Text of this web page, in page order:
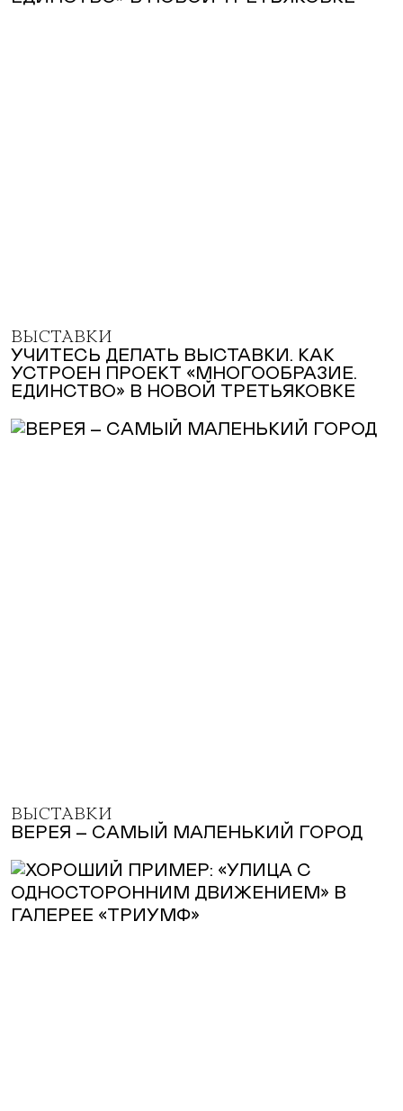
ВЫСТАВКИ
УЧИТЕСЬ ДЕЛАТЬ ВЫСТАВКИ. КАК
УСТРОЕН ПРОЕКТ «МНОГООБРАЗИЕ.
ЕДИНСТВО» В НОВОЙ ТРЕТЬЯКОВКЕ
ВЫСТАВКИ
ВЕРЕЯ – САМЫЙ МАЛЕНЬКИЙ ГОРОД